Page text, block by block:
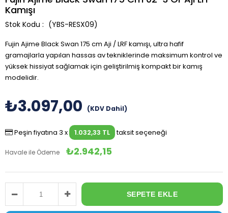
Kamışı
(YBS-RESX09)
Fujin Ajime Black Swan 175 cm Aji / LRF kamışı, ultra hafif
gramajlarla yapılan hassas av tekniklerinde maksimum kontrol ve
yüksek hissiyat sağlamak için geliştirilmiş kompakt bir kamış
modelidir.
₺3.097,00 (KDV Dahil)
Peşin fiyatına 3 x 1.032,33 TL taksit seçeneği
Havale ile Ödeme ₺2.942,15